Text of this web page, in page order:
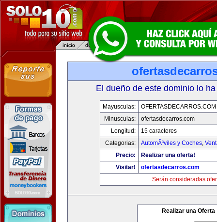
El dueño de este dominio lo
Mayusculas:
OFERTASDECARROS.COM
Minusculas:
ofertasdecarros.com
Longitud:
15 caracteres
Categorias:
AutomÃ³viles y Coches,
Precio:
Realizar una oferta!
Visitar!
ofertasdecarros.com
Serán consideradas
Realizar una Oferta